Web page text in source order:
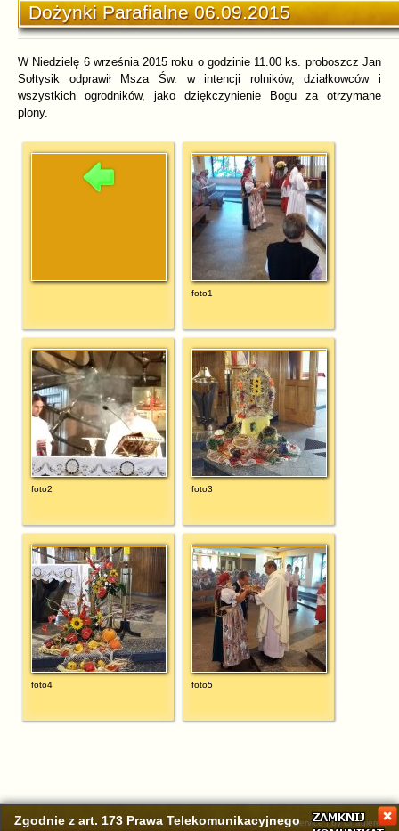
Dożynki Parafialne 06.09.2015
W Niedzielę 6 września 2015 roku o godzinie 11.00 ks. proboszcz Jan
Sołtysik odprawił Msza Św. w intencji rolników, działkowców i
wszystkich ogrodników, jako dziękczynienie Bogu za otrzymane
plony.
foto1
foto2 foto3
foto4 foto5
Pc Service|by Chaqierek
Zgodnie z art. 173 Prawa Telekomunikacyjnego